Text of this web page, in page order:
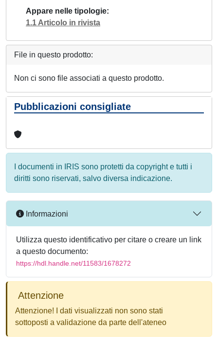
Appare nelle tipologie
1.1 Articolo in rivista
File in questo prodotto:
Non ci sono file associati a questo prodotto.
Pubblicazioni consigliate
I documenti in IRIS sono protetti da copyright e tutti i
diritti sono riservati, salvo diversa indicazione.
Informazioni
Utilizza questo identificativo per citare o creare un link
a questo documento:
https://hdl.handle.net/11583/1678272
Attenzione
Attenzione! I dati visualizzati non sono stati
sottoposti a validazione da parte dell'ateneo